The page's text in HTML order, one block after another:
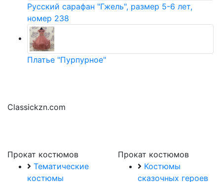
Русский сарафан "Гжель", размер 5-6 лет,
номер 238
Платье "Пурпурное"
Classickzn.com
Прокат костюмов
Тематические
костюмы
Прокат костюмов
Костюмы
сказочных героев